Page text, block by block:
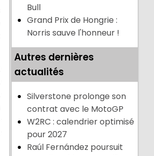
Bull
Grand Prix de Hongrie :
Norris sauve l'honneur !
Autres dernières
actualités
Silverstone prolonge son
contrat avec le MotoGP
W2RC : calendrier optimisé
pour 2027
Raúl Fernández poursuit